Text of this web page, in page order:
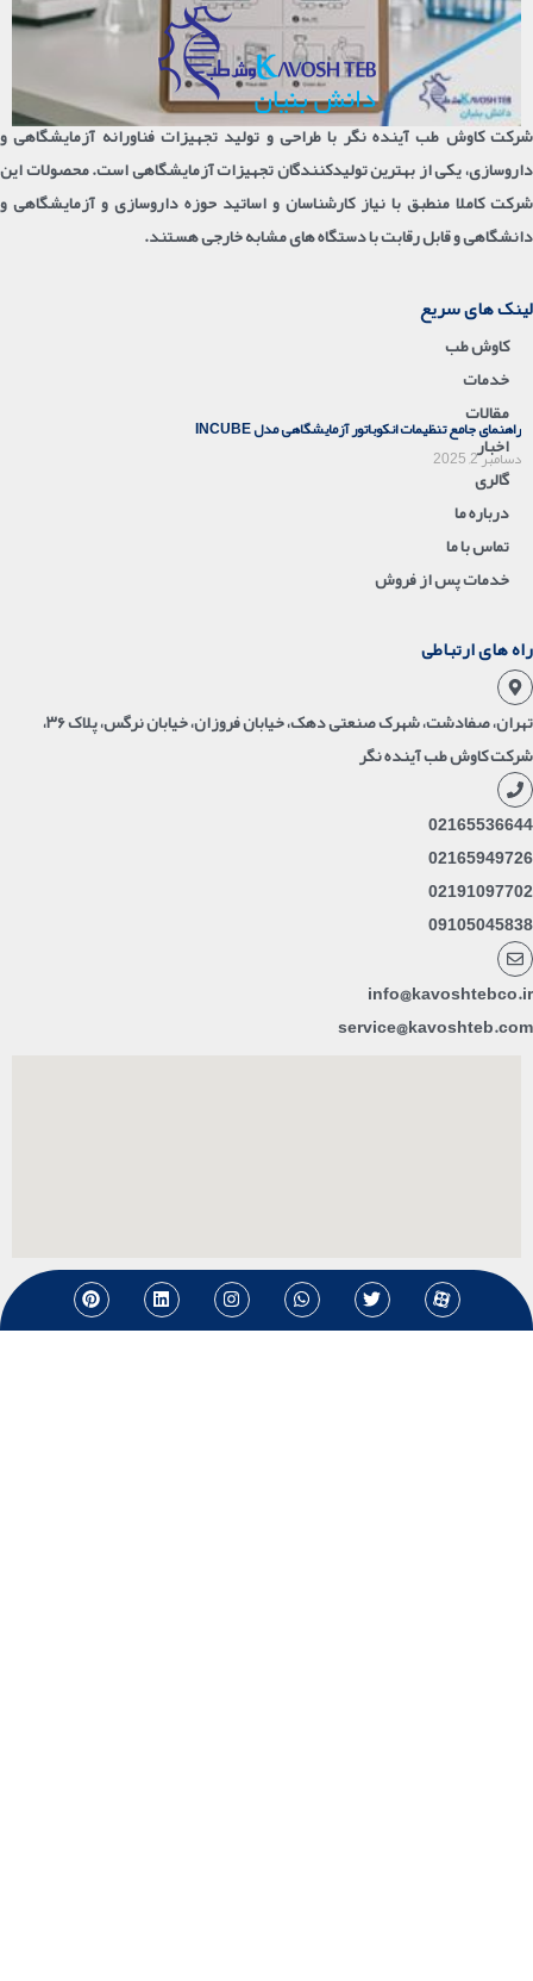
راهنمای جامع تنظیمات انکوباتور آزمایشگاهی مدل INCUBE
دسامبر 2, 2025
شرکت کاوش طب آینده نگر با طراحی و تولید تجهیزات فناورانه آزمایشگاهی و
داروسازی، یکی از بهترین تولیدکنندگان تجهیزات آزمایشگاهی است. محصولات این
شرکت کاملا منطبق با نیاز کارشناسان و اساتید حوزه داروسازی و آزمایشگاهی و
دانشگاهی و قابل رقابت با دستگاه های مشابه خارجی هستند.
لینک های سریع
کاوش طب
خدمات
مقالات
اخبار
گالری
درباره ما
تماس با ما
خدمات پس از فروش
راه های ارتباطی
تهران، صفادشت، شهرک صنعتی دهک، خیابان فروزان، خیابان نرگس، پلاک ۳۶،
شرکت کاوش طب آینده نگر
02165536644
02165949726
02191097702
09105045838
info@kavoshtebco.ir
service@kavoshteb.com